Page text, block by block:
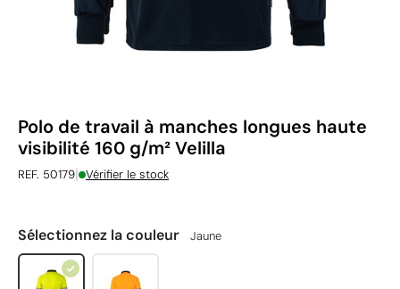
Polo de travail à manches longues haute
visibilité 160 g/m² Velilla
REF. 50179| Vérifier le stock
Sélectionnez la couleur Jaune